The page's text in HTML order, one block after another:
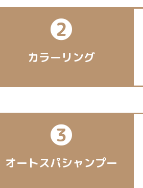
❷
カラーリング
❸
オートスパシャンプー